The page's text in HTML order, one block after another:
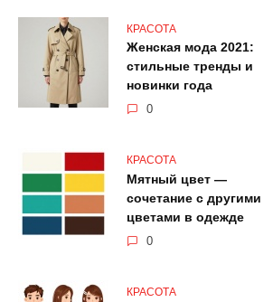
КРАСОТА
Женская мода 2021:
стильные тренды и
новинки года
0
КРАСОТА
Мятный цвет —
сочетание с другими
цветами в одежде
0
КРАСОТА